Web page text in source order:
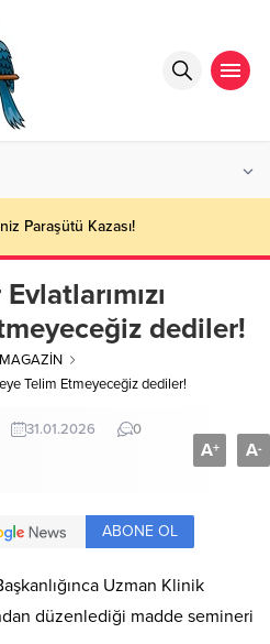
Paraşütü Kazası!
dediler!
MAGAZİN
Telim Etmeyeceğiz dediler!
31.01.2026 0
A+ A-
ABONE OL
Uzman Klinik
düzenlediği madde semineri